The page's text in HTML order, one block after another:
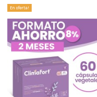
En oferta!